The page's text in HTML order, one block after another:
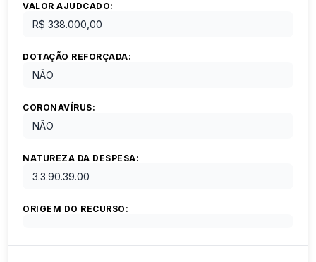
VALOR AJUDCADO:
R$ 338.000,00
DOTAÇÃO REFORÇADA:
NÃO
CORONAVÍRUS:
NÃO
NATUREZA DA DESPESA:
3.3.90.39.00
ORIGEM DO RECURSO: